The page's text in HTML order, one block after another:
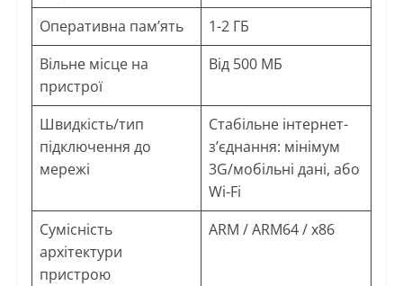
Оперативна пам’ять
1-2 ГБ
Вільне місце на
пристрої
Від 500 МБ
Швидкість/тип
підключення до
мережі
Стабільне інтернет-
з’єднання: мінімум
3G/мобільні дані, або
Wi-Fi
Сумісність
архітектури
пристрою
ARM / ARM64 / x86